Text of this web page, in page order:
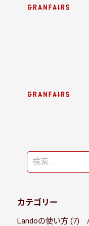
検
索
カテゴリー
Landoの使い方 (7)